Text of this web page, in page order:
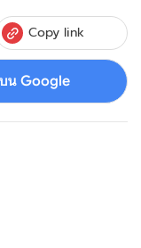
Copy link
บน Google